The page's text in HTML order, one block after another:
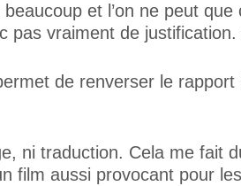
et l’on ne peut
pas vraiment de
de renverser le
ni traduction. Cela me fait
film aussi provocant pour